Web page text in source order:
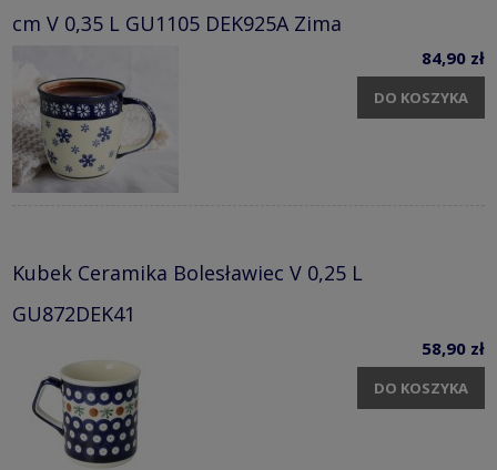
cm V 0,35 L GU1105 DEK925A Zima
84,90 zł
DO KOSZYKA
Kubek Ceramika Bolesławiec V 0,25 L
GU872DEK41
58,90 zł
DO KOSZYKA